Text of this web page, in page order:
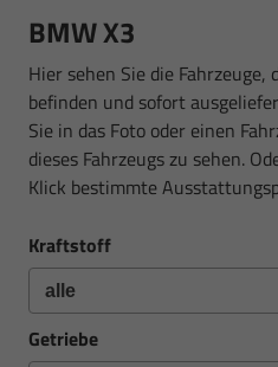
BMW X3
Hier sehen Sie die Fahrzeuge,
befinden und sofort
Sie in das Foto oder einen
dieses Fahrzeugs zu sehen.
Klick bestimmte
Kraftstoff
Getriebe